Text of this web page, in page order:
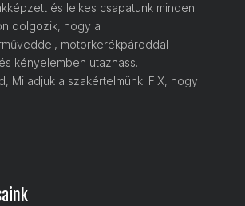
és lelkes csapatunk minden
dolgozik, hogy a
motorkerékpároddal
kényelemben utazhass.
Mi adjuk a szakértelmünk. FIX, hogy